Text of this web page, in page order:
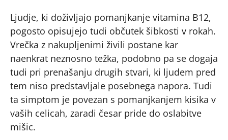
Ljudje, ki doživljajo pomanjkanje vitamina B12,
pogosto opisujejo tudi občutek šibkosti v rokah.
Vrečka z nakupljenimi živili postane kar
naenkrat neznosno težka, podobno pa se dogaja
tudi pri prenašanju drugih stvari, ki ljudem pred
tem niso predstavljale posebnega napora. Tudi
ta simptom je povezan s pomanjkanjem kisika v
vaših celicah, zaradi česar pride do oslabitve
mišic.